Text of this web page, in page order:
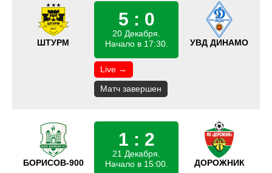
ШТУРМ
5 : 0
20 Декабря.
Начало в 17:30.
Live →
Матч завершен
УВД ДИНАМО
БОРИСОВ-900
1 : 2
21 Декабря.
Начало в 15:00.
ДОРОЖНИК